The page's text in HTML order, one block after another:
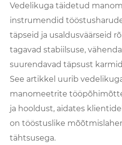
Vedelikuga täidetud
instrumendid
täpseid ja usaldusväärseid
tagavad stabiilsuse,
suurendavad täpsust
See artikkel uurib
manomeetrite
ja hooldust, aidates
on tööstuslike
tähtsusega.